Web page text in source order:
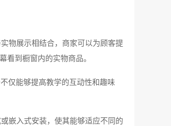
物展示相结合，商家可以为顾客提
看到橱窗内的实物商品。
仅能够提高教学的互动性和趣味
嵌入式安装，使其能够适应不同的